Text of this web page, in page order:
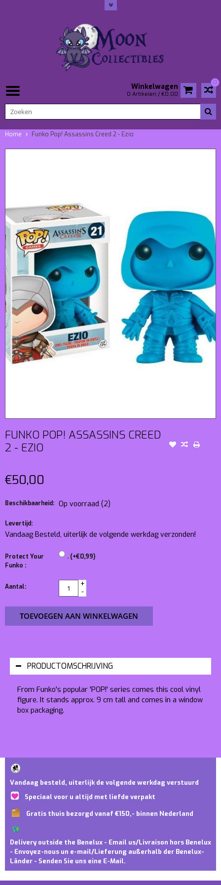
0
Winkelwagen
0 Artikelen / €0,00
Home Funko Pop! Assassins Creed 2 - Ezio
FUNKO POP! ASSASSINS CREED
2 - EZIO
€50,00
Beschikbaarheid: Op voorraad (2)
Levertijd:
Vandaag Besteld, uiterlijk de volgende werkdag verzonden!
Protect Your
Funko :
. (+€0,99)
Aantal:
+
-
TOEVOEGEN AAN WINKELWAGEN
PRODUCTOMSCHRIJVING
From Funko's popular 'POP!' series comes this cool vinyl
figure. It stands approx. 9 cm tall and comes in a window
box packaging.
Vandaag besteld, uiterlijk de volgende werkdag verstuurd
Speciaal voor u altijd met liefde verpakt
Gratis thuis bezorgd vanaf €150,- binnen Nederland
Delivery outside the Benelux - Email us/Livraison hors Benelux
- Envoyez-nous un e-mail/Lieferung außerhalb der Benelux-
Länder - Senden Sie uns eine E-Mail.